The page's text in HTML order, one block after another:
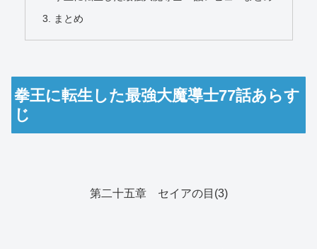
まとめ
拳王に転生した最強大魔導士77話あらす
じ
第二十五章 セイアの目(3)